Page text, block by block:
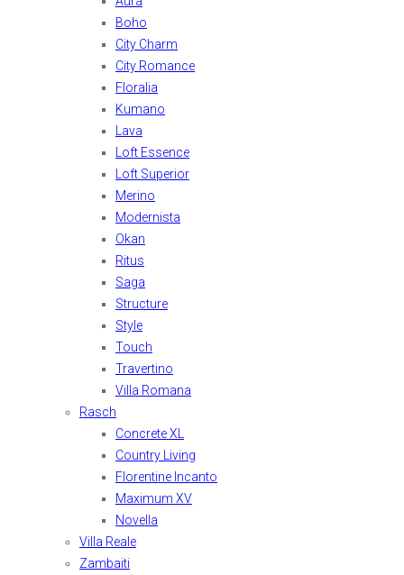
Boho
City Charm
City Romance
Floralia
Kumano
Lava
Loft Essence
Loft Superior
Merino
Modernista
Okan
Ritus
Saga
Structure
Style
Touch
Travertino
Villa Romana
Rasch
Concrete XL
Country Living
Florentine Incanto
Maximum XV
Novella
Villa Reale
Zambaiti